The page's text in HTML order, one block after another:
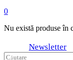
0
Nu există produse în
Newsletter